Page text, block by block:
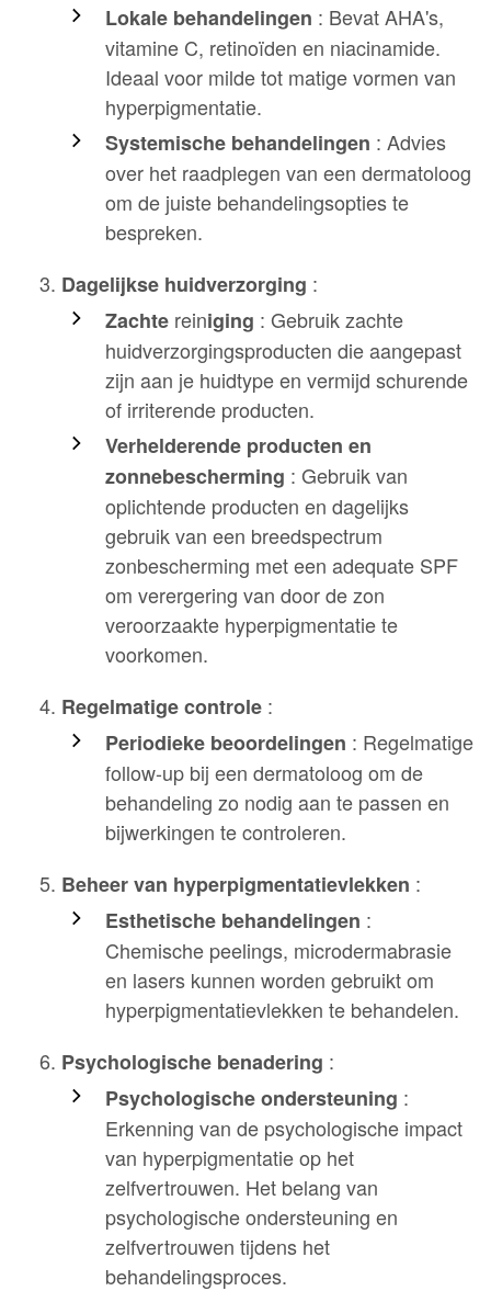
Lokale behandelingen : Bevat AHA's,
vitamine C, retinoïden en niacinamide.
Ideaal voor milde tot matige vormen van
hyperpigmentatie.
Systemische behandelingen : Advies
over het raadplegen van een dermatoloog
om de juiste behandelingsopties te
bespreken.
Dagelijkse huidverzorging :
Zachte reiniging : Gebruik zachte
huidverzorgingsproducten die aangepast
zijn aan je huidtype en vermijd schurende
of irriterende producten.
Verhelderende producten en
zonnebescherming : Gebruik van
oplichtende producten en dagelijks
gebruik van een breedspectrum
zonbescherming met een adequate SPF
om verergering van door de zon
veroorzaakte hyperpigmentatie te
voorkomen.
Regelmatige controle :
Periodieke beoordelingen : Regelmatige
follow-up bij een dermatoloog om de
behandeling zo nodig aan te passen en
bijwerkingen te controleren.
Beheer van hyperpigmentatievlekken :
Esthetische behandelingen :
Chemische peelings, microdermabrasie
en lasers kunnen worden gebruikt om
hyperpigmentatievlekken te behandelen.
Psychologische benadering :
Psychologische ondersteuning :
Erkenning van de psychologische impact
van hyperpigmentatie op het
zelfvertrouwen. Het belang van
psychologische ondersteuning en
zelfvertrouwen tijdens het
behandelingsproces.